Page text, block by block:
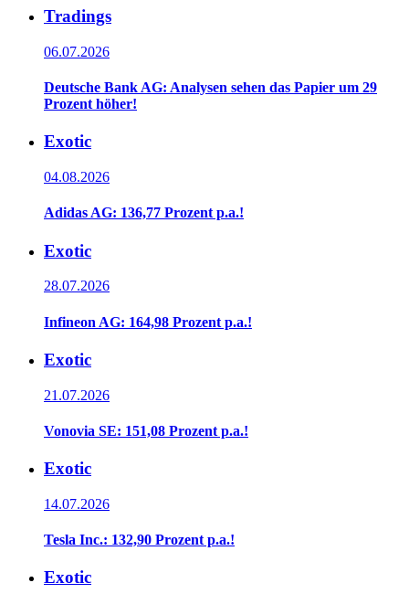
Tradings
06.07.2026
Deutsche Bank AG: Analysen sehen das Papier um 29
Prozent höher!
Exotic
04.08.2026
Adidas AG: 136,77 Prozent p.a.!
Exotic
28.07.2026
Infineon AG: 164,98 Prozent p.a.!
Exotic
21.07.2026
Vonovia SE: 151,08 Prozent p.a.!
Exotic
14.07.2026
Tesla Inc.: 132,90 Prozent p.a.!
Exotic